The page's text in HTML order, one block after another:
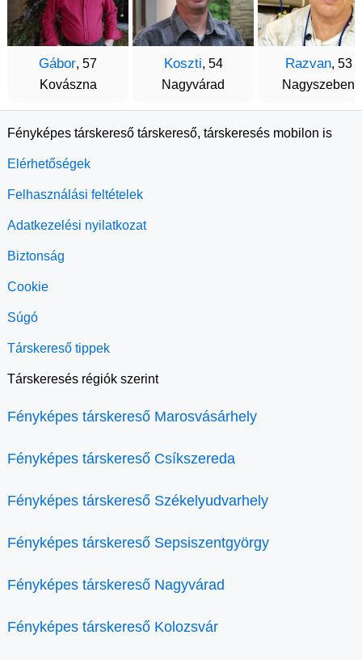
Gábor, 57
Kovászna
Koszti, 54
Nagyvárad
Razvan, 53
Nagyszeben
Fényképes társkereső társkereső, társkeresés mobilon is
Elérhetőségek
Felhasználási feltételek
Adatkezelési nyilatkozat
Biztonság
Cookie
Súgó
Társkereső tippek
Társkeresés régiók szerint
Fényképes társkereső Marosvásárhely
Fényképes társkereső Csíkszereda
Fényképes társkereső Székelyudvarhely
Fényképes társkereső Sepsiszentgyörgy
Fényképes társkereső Nagyvárad
Fényképes társkereső Kolozsvár